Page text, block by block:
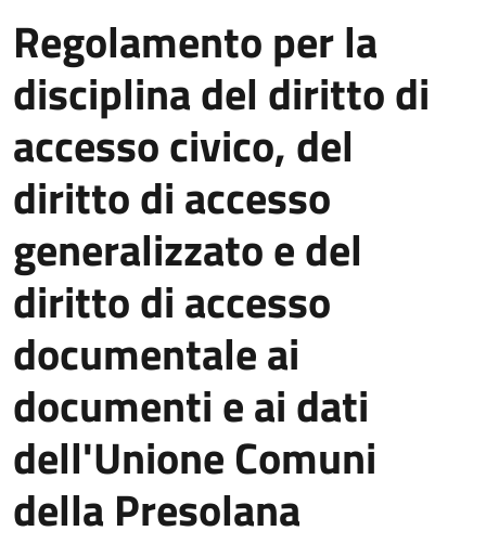
Regolamento per la
disciplina del diritto di
accesso civico, del
diritto di accesso
generalizzato e del
diritto di accesso
documentale ai
documenti e ai dati
dell'Unione Comuni
della Presolana